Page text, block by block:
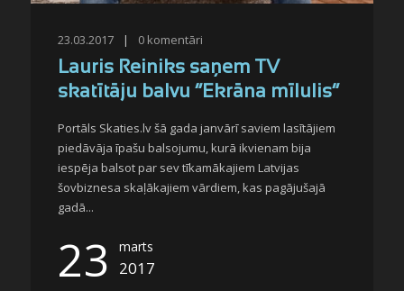
23.03.2017 | 0 komentāri
Lauris Reiniks saņem TV
skatītāju balvu “Ekrāna mīlulis”
Portāls Skaties.lv šā gada janvārī saviem lasītājiem
piedāvāja īpašu balsojumu, kurā ikvienam bija
iespēja balsot par sev tīkamākajiem Latvijas
šovbiznesa skaļākajiem vārdiem, kas pagājušajā
gadā...
23 marts
2017